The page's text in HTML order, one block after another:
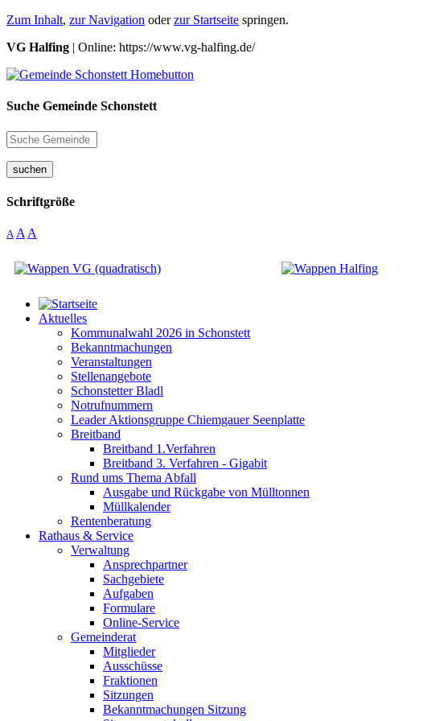
Zum Inhalt, zur Navigation oderzur Startseite springen.
VG Halfing | Online: https://www.vg-halfing.de/
Suche Gemeinde Schonstett
suchen
Schriftgröße
A A A
Aktuelles
Kommunalwahl 2026 in Schonstett
Bekanntmachungen
Veranstaltungen
Stellenangebote
Schonstetter Bladl
Notrufnummern
Leader Aktionsgruppe Chiemgauer Seenplatte
Breitband
Breitband 1.Verfahren
Breitband 3. Verfahren - Gigabit
Rund ums Thema Abfall
Ausgabe und Rückgabe von Mülltonnen
Müllkalender
Rentenberatung
Rathaus & Service
Verwaltung
Ansprechpartner
Sachgebiete
Aufgaben
Formulare
Online-Service
Gemeinderat
Mitglieder
Ausschüsse
Fraktionen
Sitzungen
Bekanntmachungen Sitzung